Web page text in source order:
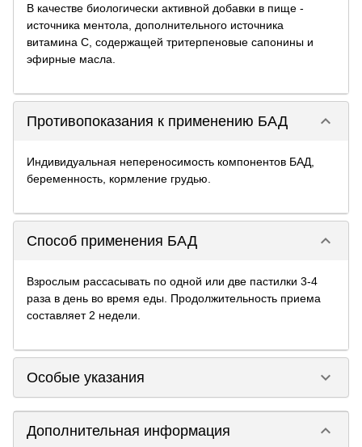
В качестве биологически активной добавки в пище -
источника ментола, дополнительного источника
витамина С, содержащей тритерпеновые сапонины и
эфирные масла.
Противопоказания к применению БАД keyboard_arrow_down
Индивидуальная непереносимость компонентов БАД,
беременность, кормление грудью.
Способ применения БАД keyboard_arrow_down
Взрослым рассасывать по одной или две пастилки 3-4
раза в день во время еды. Продолжительность приема
составляет 2 недели.
Особые указания keyboard_arrow_down
Дополнительная информация keyboard_arrow_down